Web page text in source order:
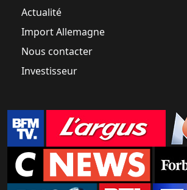
Actualité
Import Allemagne
Nous contacter
Investisseur